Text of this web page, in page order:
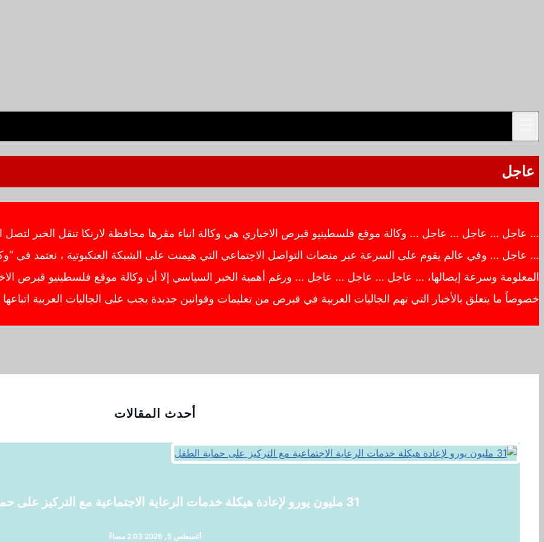
عاجل
… عاجل … عاجل … عاجل … وكالة موقع فلسطينيو قبرص الاخباري هي وكالة انباء مقرها محافظة لارنكا تنقل الخبر
… عاجل … وفي عالم يقوم على السرعة عبر منصات التواصل الاجتماعي التي هيمنت على الشبكة العنكبوتية ، نعتمد في
المعلومة وسرعة إيصالها، … عاجل … عاجل … عاجل … ورغم أهمية الخبر السياسي إلا أن وكالة موقع فلسطينيو قبرص
خصوصاً ما يتعلق بالأخبار التي تهم الجاليات العربية في قبرص من تعليمات وقوانين جديدة يجب على الجاليات العربية
أحدث المقالات
31 مليون يورو لإعادة هيكلة خدمات الرعاية الاجتماعية مع التركيز على حماية الطفل
أغسطس 5, 2026 2:03 مساءً